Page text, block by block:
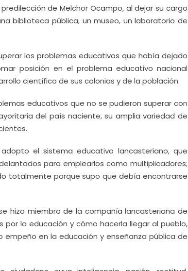
de Melchor Ocampo, al dejar su cargo
biblioteca pública, un museo, un laboratorio de
los problemas educativos que había dejado
posición en el problema educativo nacional
científico de sus colonias y de la población.
educativos que no se pudieron superar con
del país naciente, su amplia variedad de
el sistema educativo lancasteriano, que
para emplearlos como multiplicadores;
totalmente porque supo que debía encontrarse
hizo miembro de la compañía lancasteriana de
la educación y cómo hacerla llegar al pueblo,
en la educación y enseñanza pública de